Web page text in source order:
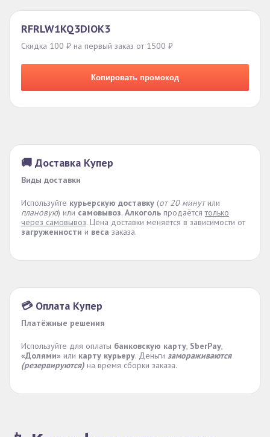
RFRLW1KQ3DIOK3
Скидка 100 ₽ на первый заказ от 1500 ₽
Копировать промокод
🚚 Доставка Купер
Виды доставки
Используйте курьерскую доставку (от 20 минутили
плановую) или самовывоз. Алкоголь продаётсятолько
через самовывоз. Цена доставки меняется в зависимости от
загруженности и веса заказа.
💳 Оплата Купер
Платёжные решения
Используйте для оплаты банковскую карту, SberPay,
«Долями» или карту курьеру. Деньги замораживаются
(резервируются) на время сборки заказа.